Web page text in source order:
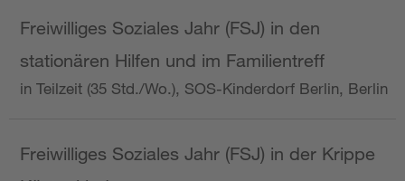
Freiwilliges Soziales Jahr (FSJ) in den
stationären Hilfen und im Familientreff
in Teilzeit (35 Std./Wo.), SOS-Kinderdorf Berlin, Berlin
Freiwilliges Soziales Jahr (FSJ) in der Krippe